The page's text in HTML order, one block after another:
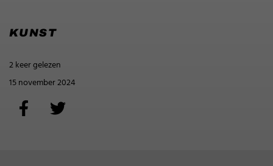
KUNST
2 keer gelezen
15 november 2024